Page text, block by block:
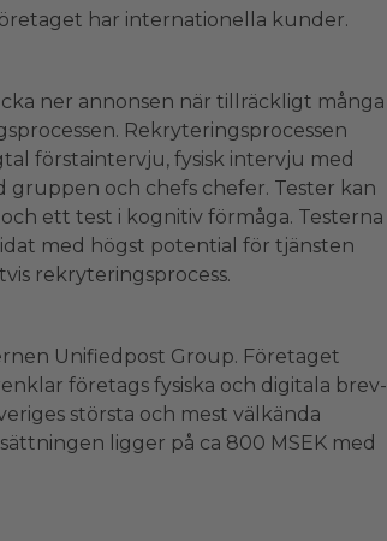
har internationella kunder.
ner annonsen när tillräckligt många
Rekryteringsprocessen
förstaintervju, fysisk intervju med
och chefs chefer. Tester kan
ett test i kognitiv förmåga. Testerna
med högst potential för tjänsten
rekryteringsprocess.
Unifiedpost Group. Företaget
företags fysiska och digitala brev-
största och mest välkända
ligger på ca 800 MSEK med